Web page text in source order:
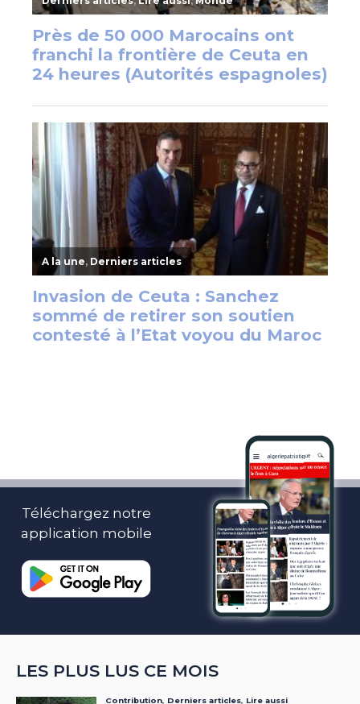
Téléchargez notre
application mobile
LES PLUS LUS CE MOIS